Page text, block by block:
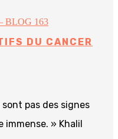
DU CANCER
pas des signes
immense. » Khalil